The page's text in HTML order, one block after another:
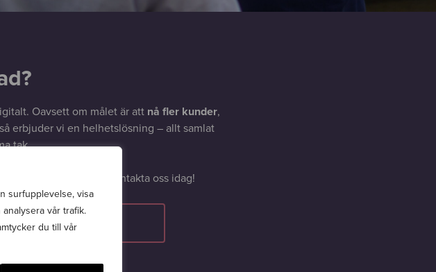
surfupplevelse, visa
vår trafik.
du till vår
Oavsett om målet är att nå fler kunder,
erbjuder vi en helhetslösning – allt samlat
tak.
för ditt företag? – Kontakta oss idag!
ELLER RING OSS